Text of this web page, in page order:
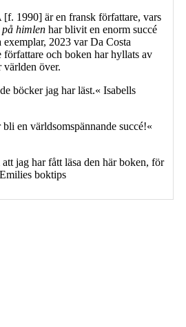
1990] är en fransk författare, vars
himlen har blivit en enorm succé
2023 var Da Costa
författare och boken har hyllats av
världen över.
böcker jag har läst.« Isabells
en världsomspännande succé!«
jag har fått läsa den här boken, för
boktips